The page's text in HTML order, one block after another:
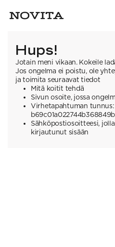
Hups!
Jotain meni vikaan. Kokeile
Jos ongelma ei poistu, ole
ja toimita seuraavat tiedot
Mitä koitit tehdä
Sivun osoite, jossa
Virhetapahtuman tunnus:
Sähköpostiosoitteesi,
kirjautunut sisään